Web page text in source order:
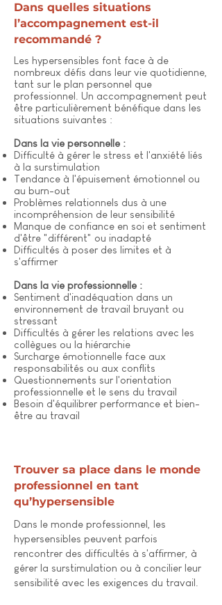
Dans quelles situations
l’accompagnement est-il
recommandé ?
Les hypersensibles font face à de
nombreux défis dans leur vie quotidienne,
tant sur le plan personnel que
professionnel. Un accompagnement peut
être particulièrement bénéfique dans les
situations suivantes :
Dans la vie personnelle :
Difficulté à gérer le stress et l'anxiété liés
à la surstimulation
Tendance à l'épuisement émotionnel ou
au burn-out
Problèmes relationnels dus à une
incompréhension de leur sensibilité
Manque de confiance en soi et sentiment
d'être "différent" ou inadapté
Difficultés à poser des limites et à
s'affirmer
Dans la vie professionnelle :
Sentiment d'inadéquation dans un
environnement de travail bruyant ou
stressant
Difficultés à gérer les relations avec les
collègues ou la hiérarchie
Surcharge émotionnelle face aux
responsabilités ou aux conflits
Questionnements sur l'orientation
professionnelle et le sens du travail
Besoin d'équilibrer performance et bien-
être au travail
Trouver sa place dans le monde
professionnel en tant
qu’hypersensible
Dans le monde professionnel, les
hypersensibles peuvent parfois
rencontrer des difficultés à s'affirmer, à
gérer la surstimulation ou à concilier leur
sensibilité avec les exigences du travail.